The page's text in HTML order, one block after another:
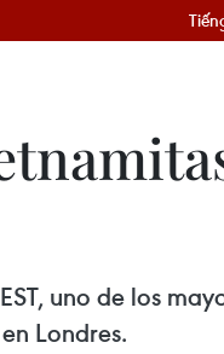
uno de los
Londres.